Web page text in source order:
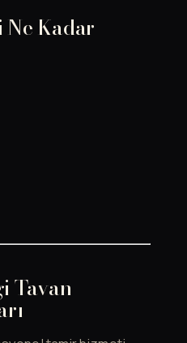
Kadar
Tavan